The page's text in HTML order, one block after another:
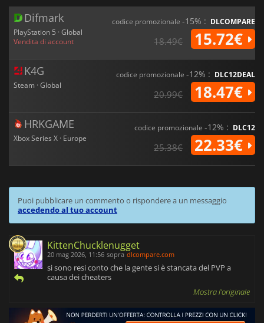
Difmark
PlayStation 5 · Global
Vendita di account
codice promozionale -15% : DLCOMPARE
18.49€ 15.72€
K4G
Steam · Global
codice promozionale -12% : DLC12DEAL
20.99€ 18.47€
HRKGAME
Xbox Series X · Europe
codice promozionale -12% : DLC12
25.38€ 22.33€
Puoi pubblicare un commento o rispondere a un messaggio
accedendo al tuo account
KittenChucklenugget
20 mag 2026, 11:56 sopra dlcompare.com
si sono resi conto che la gente si è stancata del PVP a
causa dei cheaters
Mostra l'originale